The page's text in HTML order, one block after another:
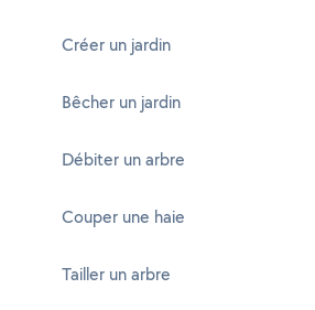
Créer un jardin
Bêcher un jardin
Débiter un arbre
Couper une haie
Tailler un arbre